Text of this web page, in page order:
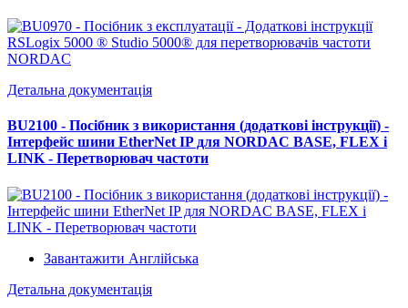
Детальна документація
BU2100 - Посібник з використання (додаткові інструкції) -
Інтерфейс шини EtherNet IP для NORDAC BASE, FLEX і
LINK - Перетворювач частоти
Завантажити Англійська
Детальна документація